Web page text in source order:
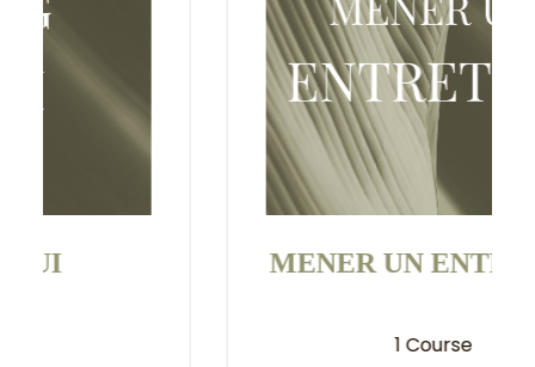
MENER UN ENTRETIEN